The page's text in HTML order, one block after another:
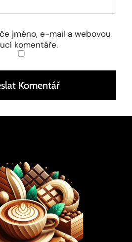
jméno, e-mail a webovou
komentáře.